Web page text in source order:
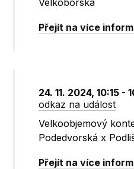
Velkoborská
Přejít na více
24. 11. 2024, 10:15 -
odkaz na událost
Velkoobjemový
Podedvorská x
Přejít na více